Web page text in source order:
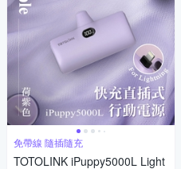
免帶線 隨插隨充
TOTOLINK iPuppy5000L Light